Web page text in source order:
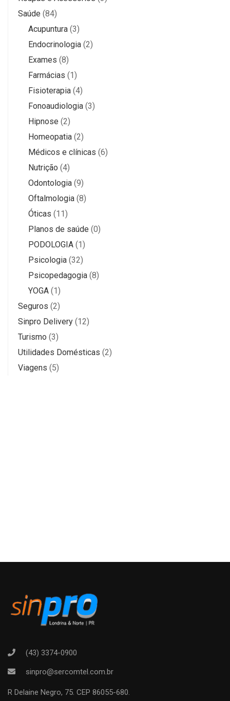
Saúde (84)
Acupuntura (3)
Endocrinologia (2)
Exames (8)
Farmácias (1)
Fisioterapia (4)
Fonoaudiologia (3)
Hipnose (2)
Homeopatia (2)
Médicos e clínicas (6)
Nutrição (4)
Odontologia (9)
Oftalmologia (8)
Óticas (11)
Planos de saúde (0)
PODOLOGIA (1)
Psicologia (32)
Psicopedagogia (8)
YOGA (1)
Seguros (2)
Sinpro Delivery (12)
Turismo (3)
Utilidades Domésticas (2)
Viagens (5)
(43) 3374-0900
sinpro@sercomtel.com.br
R Delaine Negro, 75. CEP 86055-680.